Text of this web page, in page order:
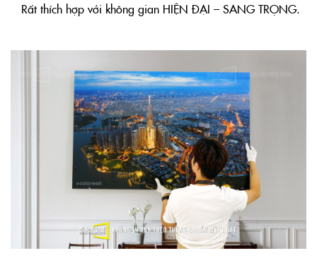
Rất thích hợp với không gian HIỆN ĐẠI – SANG TRỌNG.